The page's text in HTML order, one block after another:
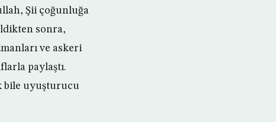
Şii çoğunluğa
sonra,
ve askeri
paylaştı.
bile uyuşturucu